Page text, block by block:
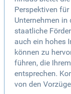
Perspektiven
Unternehmen
staatliche
auch ein hohes
können zu
führen, die
entsprechen.
von den